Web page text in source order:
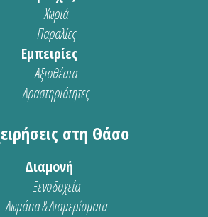
Χωριά
Παραλίες
Εμπειρίες
Αξιοθέατα
Δραστηριότητες
στη Θάσο
Διαμονή
Ξενοδοχεία
Δωμάτια & Διαμερίσματα